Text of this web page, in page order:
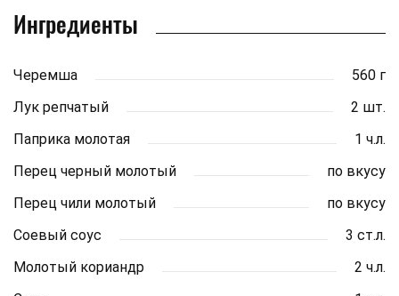
Ингредиенты
Черемша
560 г
Лук репчатый
2 шт.
Паприка молотая
1 ч.л.
Перец черный молотый
по вкусу
Перец чили молотый
по вкусу
Соевый соус
3 ст.л.
Молотый кориандр
2 ч.л.